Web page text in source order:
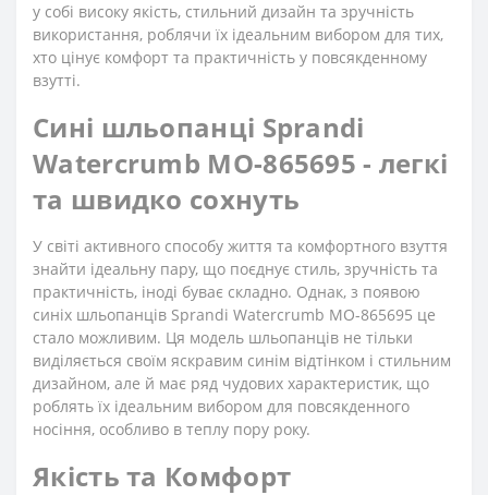
у собі високу якість, стильний дизайн та зручність
використання, роблячи їх ідеальним вибором для тих,
хто цінує комфорт та практичність у повсякденному
взутті.
Сині шльопанці Sprandi
Watercrumb MO-865695 - легкі
та швидко сохнуть
У світі активного способу життя та комфортного взуття
знайти ідеальну пару, що поєднує стиль, зручність та
практичність, іноді буває складно. Однак, з появою
синіх шльопанців Sprandi Watercrumb MO-865695 це
стало можливим. Ця модель шльопанців не тільки
виділяється своїм яскравим синім відтінком і стильним
дизайном, але й має ряд чудових характеристик, що
роблять їх ідеальним вибором для повсякденного
носіння, особливо в теплу пору року.
Якість та Комфорт